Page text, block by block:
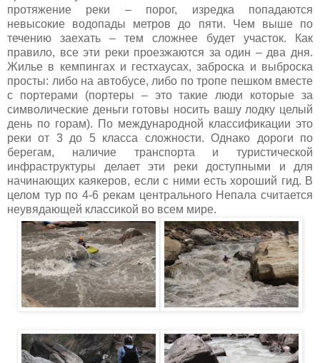
протяжение реки – порог, изредка попадаются
невысокие водопады метров до пяти. Чем выше по
течению заехать – тем сложнее будет участок. Как
правило, все эти реки проезжаются за один – два дня.
Жилье в кемпингах и гестхаусах, заброска и выброска
просты: либо на автобусе, либо по тропе пешком вместе
с портерами (портеры – это такие люди которые за
символические деньги готовы носить вашу лодку целый
день по горам). По международной классификации это
реки от 3 до 5 класса сложности. Однако дороги по
берегам, наличие транспорта и туристической
инфраструктуры делает эти реки доступными и для
начинающих каякеров, если с ними есть хороший гид. В
целом тур по 4-6 рекам центрального Непала считается
неувядающей классикой во всем мире.